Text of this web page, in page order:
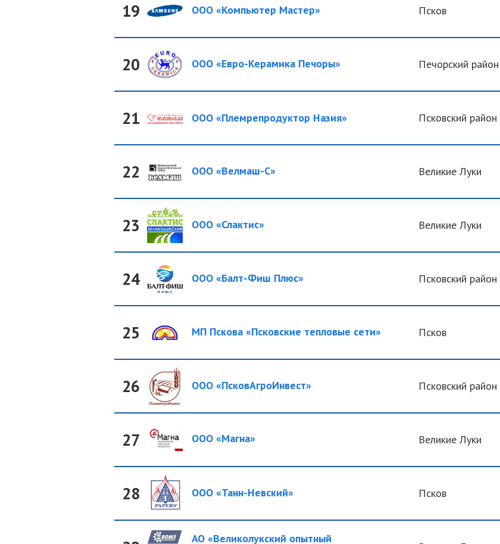
19 ООО «Компьютер Мастер» Псков
20 ООО «Евро-Керамика Печоры» Печорский район
21 ООО «Племрепродуктор Назия» Псковский район
22 ООО «Велмаш-С» Великие Луки
23 ООО «Слактис» Великие Луки
24 ООО «Балт-Фиш Плюс» Псковский район
25 МП Пскова «Псковские тепловые сети» Псков
26 ООО «ПсковАгроИнвест» Псковский район
27 ООО «Магна» Великие Луки
28 ООО «Танн-Невский» Псков
АО «Великолукский опытный